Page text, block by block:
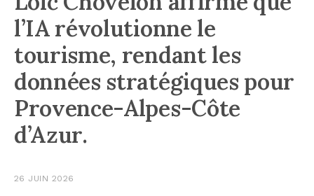
l’IA révolutionne le
tourisme, rendant les
données stratégiques pour
Provence-Alpes-Côte
d’Azur.
26 JUIN 2026